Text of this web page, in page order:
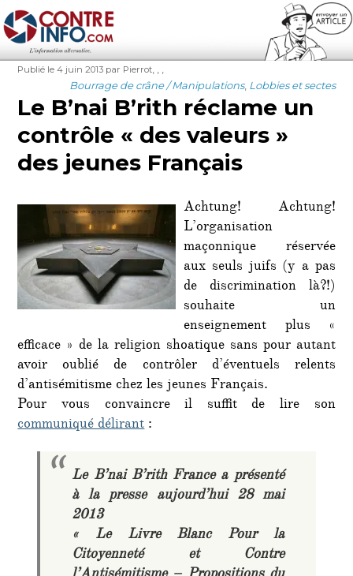
Contre-Info
Publié
Publié le 4 juin 2013 Auteur
par Pierrot
Catégories
Bourrage de crâne / Manipulations, Lobbies et sectes
Étiquettes
Le B’nai B’rith réclame un
contrôle « des valeurs »
des jeunes Français
Achtung! Achtung!
L’organisation
maçonnique réservée
aux seuls juifs (y a pas
de discrimination là?!)
souhaite un
enseignement plus «
efficace » de la religion shoatique sans pour autant
avoir oublié de contrôler d’éventuels relents
d’antisémitisme chez les jeunes Français.
Pour vous convaincre il suffit de lire son
communiqué délirant:
Le B’nai B’rith France a présenté
à la presse aujourd’hui 28 mai
2013
« Le Livre Blanc Pour la
Citoyenneté et Contre